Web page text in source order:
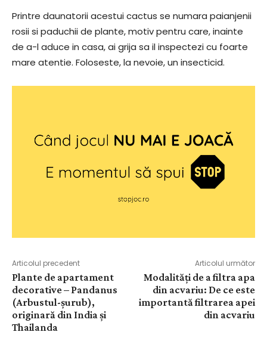
Printre daunatorii acestui cactus se numara paianjenii
rosii si paduchii de plante, motiv pentru care, inainte
de a-l aduce in casa, ai grija sa il inspectezi cu foarte
mare atentie. Foloseste, la nevoie, un insecticid.
Articolul precedent
Plante de apartament
decorative – Pandanus
(Arbustul-șurub),
originară din India și
Thailanda
Articolul următor
Modalități de a filtra apa
din acvariu: De ce este
importantă filtrarea apei
din acvariu